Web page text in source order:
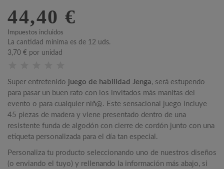
44,40 €
Impuestos incluidos
La cantidad mínima es de 12 uds.
3,70 € por unidad
Super entretenido juego de habilidad Jenga, será estupendo
para pasar un buen rato con los invitados más manitas del
evento o para cualquier niñ@. Este sensacional juego incluye
45 piezas de madera y viene presentado dentro de una
resistente funda de algodón con cierre de cordón junto con una
etiqueta personalizada para el día tan especial.
Personaliza tu producto seleccionando uno de nuestros diseños
(o enviando el tuyo) y rellenando la información más abajo, si